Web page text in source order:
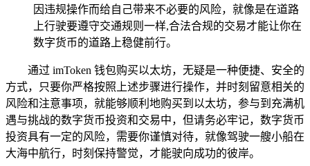
因违规操作而给自己带来不必要的风险，就像是在道路
上行驶要遵守交通规则一样,合法合规的交易才能让你在
数字货币的道路上稳健前行。
通过 imToken 钱包购买以太坊，无疑是一种便捷、安全的
方式，只要你严格按照上述步骤进行操作，并时刻留意相关的
风险和注意事项，就能够顺利地购买到以太坊，参与到充满机
遇与挑战的数字货币投资和交易中，但请务必牢记，数字货币
投资具有一定的风险，需要你谨慎对待，就像驾驶一艘小船在
大海中航行，时刻保持警觉，才能驶向成功的彼岸。